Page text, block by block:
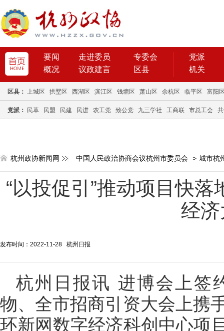
要闻 走进委员
专委会
概况
议政建言 区县
党派
机关
区县： 上城区 拱墅区 西湖区 滨江区 钱塘区 萧山区 余杭区 临平区 富阳
党派： 民革 民盟 民建 民进 农工党 致公党 九三学社 工商联 市总工会
杭州政协新闻网 中国人民政治协商会议杭州市委员会 > 城市杭
“以投促引”推动项目快
经
发布时间：2022-11-28 杭州日报
杭州日报讯 进博会上签
物、全市招商引资大会上携
环新网数字经济科创中心